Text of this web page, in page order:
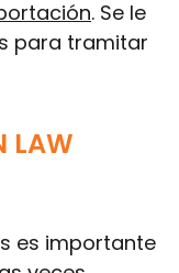
. Se le
para tramitar
LAW
es importante